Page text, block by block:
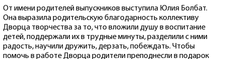
От имени родителей выпускников выступила Юлия Болбат.
Она выразила родительскую благодарность коллективу
Дворца творчества за то, что вложили душу в воспитание
детей, поддержали их в трудные минуты, разделили с ними
радость, научили дружить, дерзать, побеждать. Чтобы
помочь в работе Дворца родители преподнесли в подарок